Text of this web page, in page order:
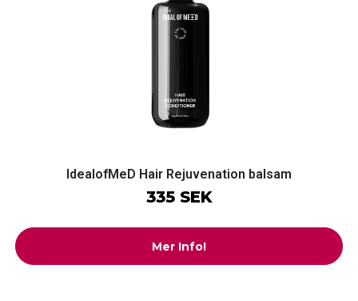
IdealofMeD Hair Rejuvenation balsam
335 SEK
Mer Info!